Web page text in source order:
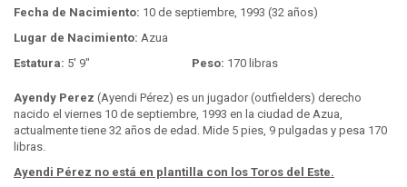
Fecha de Nacimiento: 10 de septiembre, 1993 (32 años)
Lugar de Nacimiento: Azua
Estatura: 5' 9" Peso: 170 libras
Ayendy Perez (Ayendi Pérez) es un jugador (outfielders) derecho
nacido el viernes 10 de septiembre, 1993 en la ciudad de Azua,
actualmente tiene 32 años de edad. Mide 5 pies, 9 pulgadas y pesa 170
libras.
Ayendi Pérez no está en plantilla con los Toros del Este.